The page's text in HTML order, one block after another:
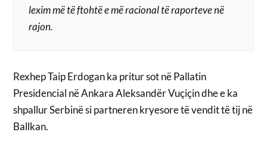
lexim më të ftohtë e më racional të raporteve në
rajon.
Rexhep Taip Erdogan ka pritur sot në Pallatin
Presidencial në Ankara Aleksandër Vuçiçin dhe e ka
shpallur Serbinë si partneren kryesore të vendit të tij në
Ballkan.